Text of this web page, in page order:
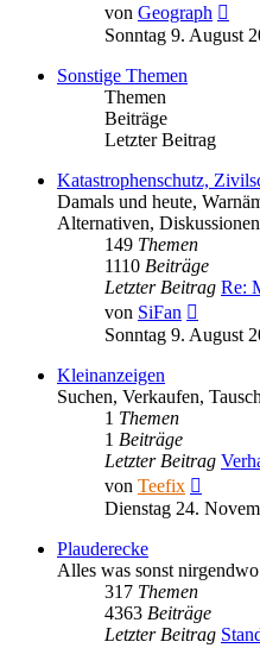
von Geograph
Sonntag 9. August
Sonstige Themen
Themen
Beiträge
Letzter Beitrag
Katastrophenschutz,
Damals und heute,
Alternativen,
149 Themen
1110 Beiträge
Letzter Beitrag Re:
von SiFan
Beitrag
Sonntag 9. August
Kleinanzeigen
Suchen, Verkaufen,
1 Themen
1 Beiträge
Letzter Beitrag
von Teefix
Beitrag
Dienstag 24.
Plauderecke
Alles was sonst
317 Themen
4363 Beiträge
Letzter Beitrag